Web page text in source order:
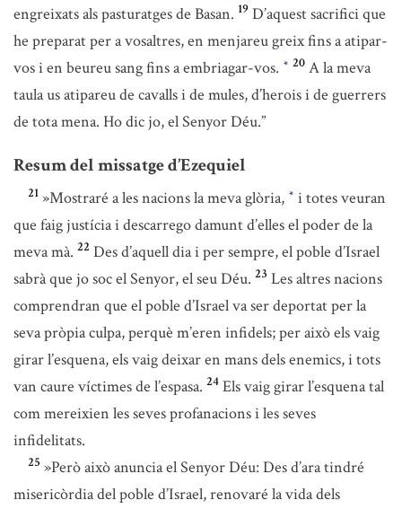
engreixats als pasturatges de Basan. 19 D’aquest sacrifici que
he preparat per a vosaltres, en menjareu greix fins a atipar-
vos i en beureu sang fins a embriagar-vos. * 20 A la meva
taula us atipareu de cavalls i de mules, d’herois i de guerrers
de tota mena. Ho dic jo, el Senyor Déu.”
Resum del missatge d’Ezequiel
21 »Mostraré a les nacions la meva glòria, * i totes veuran
que faig justícia i descarrego damunt d’elles el poder de la
meva mà. 22 Des d’aquell dia i per sempre, el poble d’Israel
sabrà que jo soc el Senyor, el seu Déu. 23 Les altres nacions
comprendran que el poble d’Israel va ser deportat per la
seva pròpia culpa, perquè m’eren infidels; per això els vaig
girar l’esquena, els vaig deixar en mans dels enemics, i tots
van caure víctimes de l’espasa. 24 Els vaig girar l’esquena tal
com mereixien les seves profanacions i les seves
infidelitats.
25 »Però això anuncia el Senyor Déu: Des d’ara tindré
misericòrdia del poble d’Israel, renovaré la vida dels